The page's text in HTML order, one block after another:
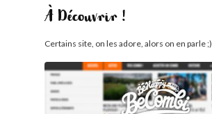
À Découvrir !
Certains site, on les adore, alors on en parle ;)